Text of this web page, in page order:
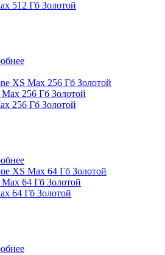
512 Гб Золотой
256 Гб Золотой
64 Гб Золотой